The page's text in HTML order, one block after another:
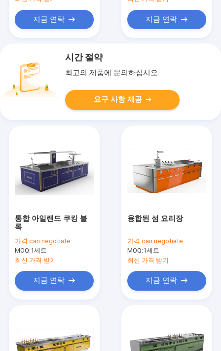
지금 연락 지금 연락
시간 절약
최고의 제품에 문의하십시오.
요구 사항 제공
통합 아일랜드 쿠킹 블
록
가격:can negotiate
MOQ:1세트
최신 가격 받기
지금 연락
융합된 섬 요리장
가격:can negotiate
MOQ:1세트
최신 가격 받기
지금 연락